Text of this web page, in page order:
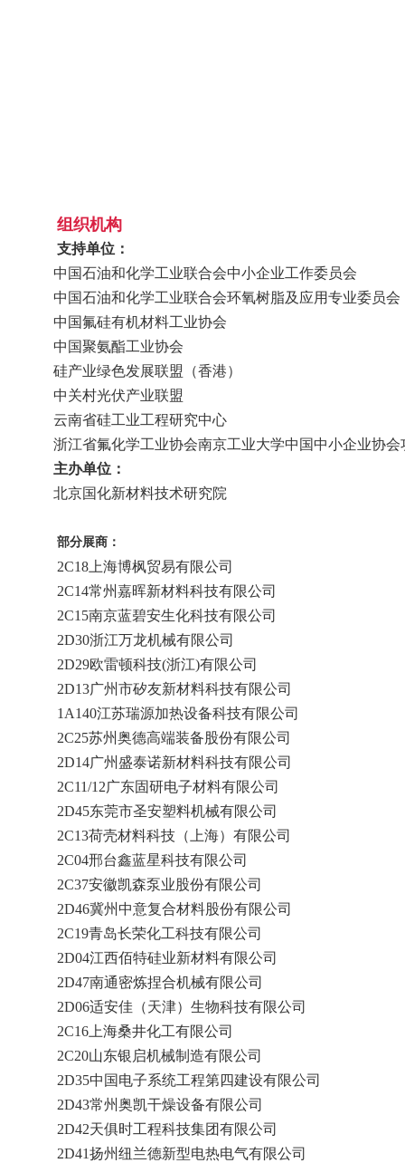
组织机构
支持单位：
中国石油和化学工业联合会中小企业工作委员会
中国石油和化学工业联合会环氧树脂及应用专业委员会
中国氟硅有机材料工业协会
中国聚氨酯工业协会
硅产业绿色发展联盟（香港）
中关村光伏产业联盟
云南省硅工业工程研究中心
浙江省氟化学工业协会南京工业大学中国中小企业协会
主办单位：
北京国化新材料技术研究院
部分展商：
2C18上海博枫贸易有限公司
2C14常州嘉晖新材料科技有限公司
2C15南京蓝碧安生化科技有限公司
2D30浙江万龙机械有限公司
2D29欧雷顿科技(浙江)有限公司
2D13广州市矽友新材料科技有限公司
1A140江苏瑞源加热设备科技有限公司
2C25苏州奥德高端装备股份有限公司
2D14广州盛泰诺新材料科技有限公司
2C11/12广东固研电子材料有限公司
2D45东莞市圣安塑料机械有限公司
2C13荷壳材料科技（上海）有限公司
2C04邢台鑫蓝星科技有限公司
2C37安徽凯森泵业股份有限公司
2D46冀州中意复合材料股份有限公司
2C19青岛长荣化工科技有限公司
2D04江西佰特硅业新材料有限公司
‌2D47南通密炼捏合机械有限公司
2D06适安佳（天津）生物科技有限公司
2C16上海桑井化工有限公司
2C20山东银启机械制造有限公司
2D35中国电子系统工程第四建设有限公司
2D43常州奥凯干燥设备有限公司
2D42天俱时工程科技集团有限公司
2D41扬州纽兰德新型电热电气有限公司